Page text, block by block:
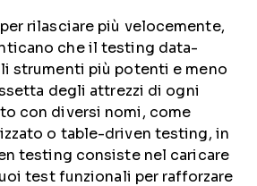
rilasciare più velocemente,
che il testing data-
strumenti più potenti e meno
degli attrezzi di ogni
con diversi nomi, come
o table-driven testing, in
testing consiste nel caricare
test funzionali per rafforzare